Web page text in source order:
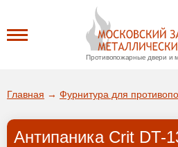
Противопожарные двери и
ДА!
О заводе
Главная → Фурнитура для
Антипаника Crit DT-